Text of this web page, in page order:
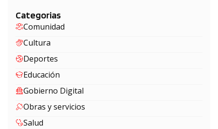
Categorias
Comunidad
Cultura
Deportes
Educación
Gobierno Digital
Obras y servicios
Salud